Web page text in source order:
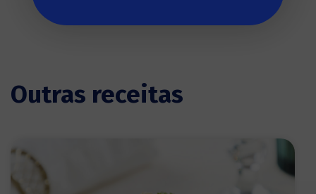
Outras receitas